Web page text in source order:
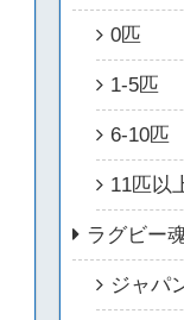
0匹
1-5匹
6-10匹
11匹以
ラグビー
ジャパ